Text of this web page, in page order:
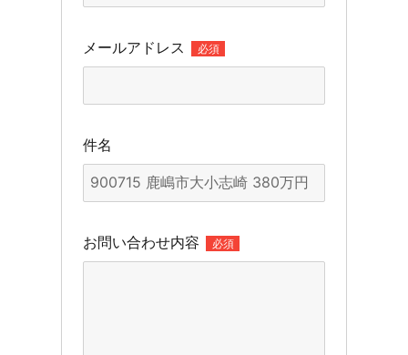
メールアドレス 必須
件名
お問い合わせ内容 必須